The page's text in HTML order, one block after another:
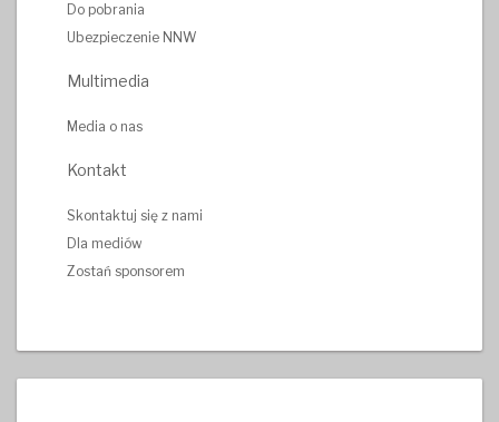
Do pobrania
Ubezpieczenie NNW
Multimedia
Media o nas
Kontakt
Skontaktuj się z nami
Dla mediów
Zostań sponsorem